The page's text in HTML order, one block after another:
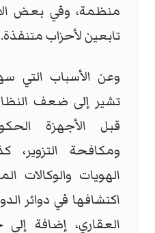
منظمة، وفي بعض
تابعين لأحزاب متنفذة.
وعن الأسباب التي
تشير إلى ضعف
قبل الأجهزة
ومكافحة التزوير،
الهويات والوكالات
اكتشافها في دوائر
العقاري، إضافة إلى